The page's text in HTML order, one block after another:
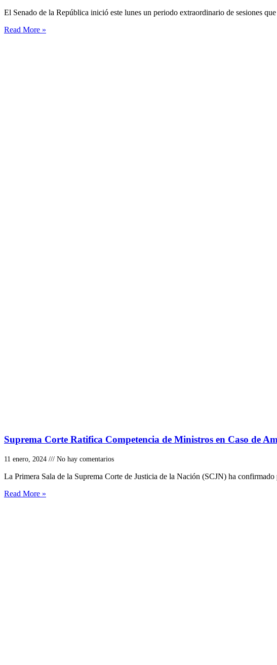
El Senado de la República inició este lunes un periodo extraordinario de sesiones
Read More »
Suprema Corte Ratifica Competencia de Ministros en Caso de
11 enero, 2024 No hay comentarios
La Primera Sala de la Suprema Corte de Justicia de la Nación (SCJN) ha
Read More »